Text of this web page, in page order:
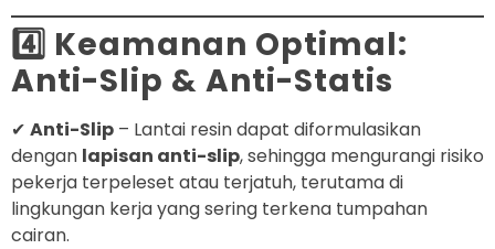
4️⃣ Keamanan Optimal:
Anti-Slip & Anti-Statis
✔ Anti-Slip – Lantai resin dapat diformulasikan
dengan lapisan anti-slip, sehingga mengurangi risiko
pekerja terpeleset atau terjatuh, terutama di
lingkungan kerja yang sering terkena tumpahan
cairan.